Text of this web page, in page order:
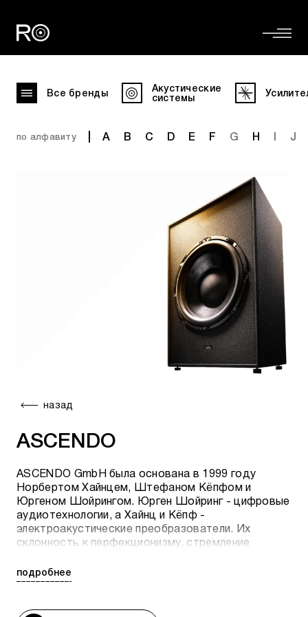
Все бренды
Акустические
системы
по алфавиту A B C D E F G H J
назад
ASCENDO
ASCENDO GmbH была основана в 1999 году
Норбертом Хайнцем, Штефаном Кёпфом и
Юргеном Шойрингом. Юрген Шойринг - цифровые
аудиотехнологии, а Хайнц и Кёпф -
электроакустические преобразователи. Их
склонность к перфекционизму, стремление
радость от поиска новых подходов до сих пор
являются сильными связующими звеньями для
подробнее